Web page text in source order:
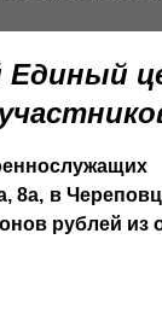
8а, в
рублей из